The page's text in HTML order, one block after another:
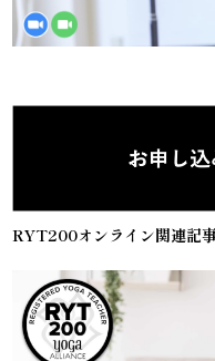
RYT200オンライン関連記